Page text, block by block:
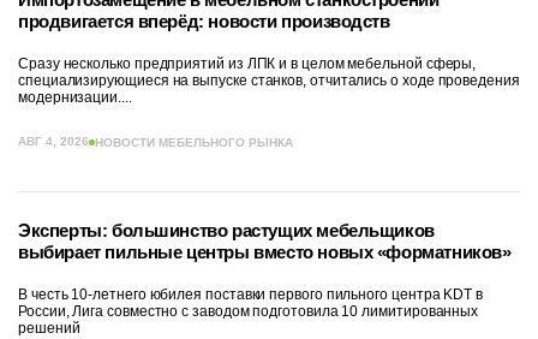
продвигается вперёд: новости производств
Сразу несколько предприятий из ЛПК и в целом мебельной сферы,
специализирующиеся на выпуске станков, отчитались о ходе проведения
модернизации....
АВГ 4, 2026 НОВОСТИ МЕБЕЛЬНОГО РЫНКА
Эксперты: большинство растущих мебельщиков
выбирает пильные центры вместо новых «форматников»
В честь 10-летнего юбилея поставки первого пильного центра KDT в
России, Лига совместно с заводом подготовила 10 лимитированных
решений